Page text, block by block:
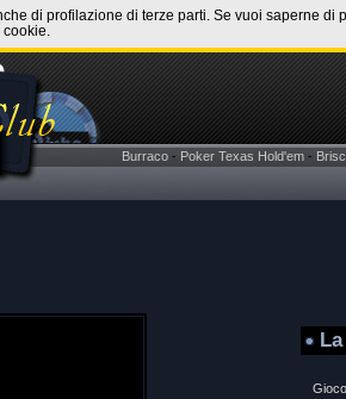
di profilazione di terze parti. Se vuoi saperne
cookie.
Burraco - Poker Texas Hold'em -